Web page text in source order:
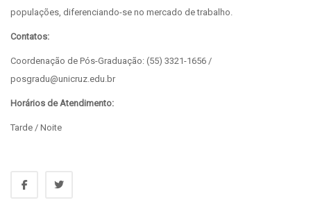
populações, diferenciando-se no mercado de trabalho.
Contatos:
Coordenação de Pós-Graduação: (55) 3321-1656 /
posgradu@unicruz.edu.br
Horários de Atendimento:
Tarde / Noite